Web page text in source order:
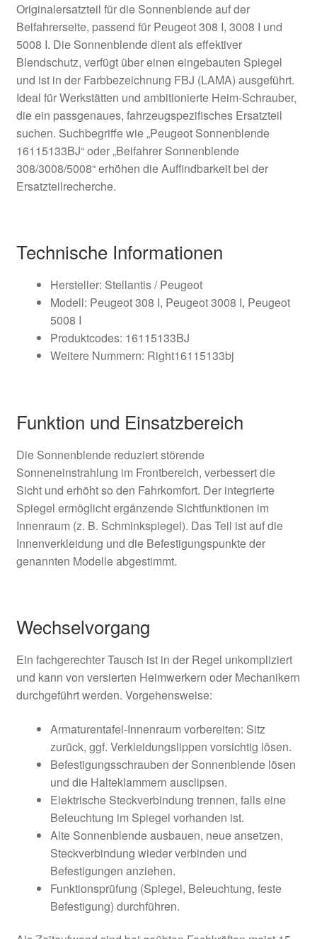
Originalersatzteil für die Sonnenblende auf der
Beifahrerseite, passend für Peugeot 308 I, 3008 I und
5008 I. Die Sonnenblende dient als effektiver
Blendschutz, verfügt über einen eingebauten Spiegel
und ist in der Farbbezeichnung FBJ (LAMA) ausgeführt.
Ideal für Werkstätten und ambitionierte Heim-Schrauber,
die ein passgenaues, fahrzeugspezifisches Ersatzteil
suchen. Suchbegriffe wie „Peugeot Sonnenblende
16115133BJ“ oder „Beifahrer Sonnenblende
308/3008/5008“ erhöhen die Auffindbarkeit bei der
Ersatzteilrecherche.
Technische Informationen
Hersteller: Stellantis / Peugeot
Modell: Peugeot 308 I, Peugeot 3008 I, Peugeot
5008 I
Produktcodes: 16115133BJ
Weitere Nummern: Right16115133bj
Funktion und Einsatzbereich
Die Sonnenblende reduziert störende
Sonneneinstrahlung im Frontbereich, verbessert die
Sicht und erhöht so den Fahrkomfort. Der integrierte
Spiegel ermöglicht ergänzende Sichtfunktionen im
Innenraum (z. B. Schminkspiegel). Das Teil ist auf die
Innenverkleidung und die Befestigungspunkte der
genannten Modelle abgestimmt.
Wechselvorgang
Ein fachgerechter Tausch ist in der Regel unkompliziert
und kann von versierten Heimwerkern oder Mechanikern
durchgeführt werden. Vorgehensweise:
Armaturentafel-Innenraum vorbereiten: Sitz
zurück, ggf. Verkleidungslippen vorsichtig lösen.
Befestigungsschrauben der Sonnenblende lösen
und die Halteklammern ausclipsen.
Elektrische Steckverbindung trennen, falls eine
Beleuchtung im Spiegel vorhanden ist.
Alte Sonnenblende ausbauen, neue ansetzen,
Steckverbindung wieder verbinden und
Befestigungen anziehen.
Funktionsprüfung (Spiegel, Beleuchtung, feste
Befestigung) durchführen.